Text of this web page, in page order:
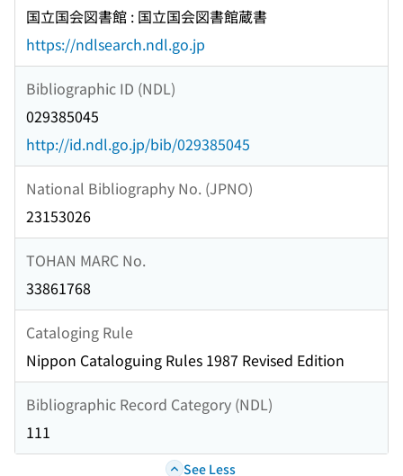
国立国会図書館 : 国立国会図書館蔵書
https://ndlsearch.ndl.go.jp
Bibliographic ID (NDL)
029385045
http://id.ndl.go.jp/bib/029385045
National Bibliography No. (JPNO)
23153026
TOHAN MARC No.
33861768
Cataloging Rule
Nippon Cataloguing Rules 1987 Revised Edition
Bibliographic Record Category (NDL)
111
See Less